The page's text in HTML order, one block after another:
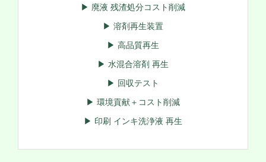
▶ 廃液 残渣処分コスト削減
▶ 溶剤再生装置
▶ 高品質再生
▶ 水混合溶剤 再生
▶ 回収テスト
▶ 環境貢献＋コスト削減
▶ 印刷 インキ洗浄液 再生